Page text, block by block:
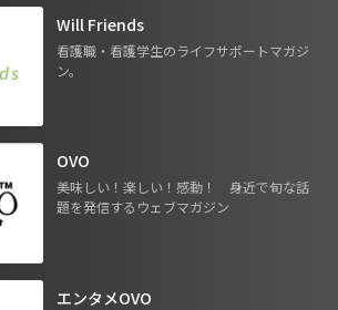
Will Friends
看護職・看護学生のライフサポートマガジ
ン。
OVO
美味しい！楽しい！感動！ 身近で旬な話
題を発信するウェブマガジン
エンタメOVO